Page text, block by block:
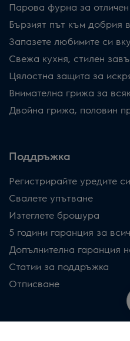
Парова фурна за отличен
Бързият път към добрия
Запазете любимите си
Свежа кухня, стилен
Цялостна защита за
Внимателна грижа за
Двойна грижа, половин
Поддръжка
Регистрирайте уредите си
Свалете упътване
Изтеглете брошура
5 години гаранция за
Допълнителна гаранция
Статии за поддръжка
Отписване